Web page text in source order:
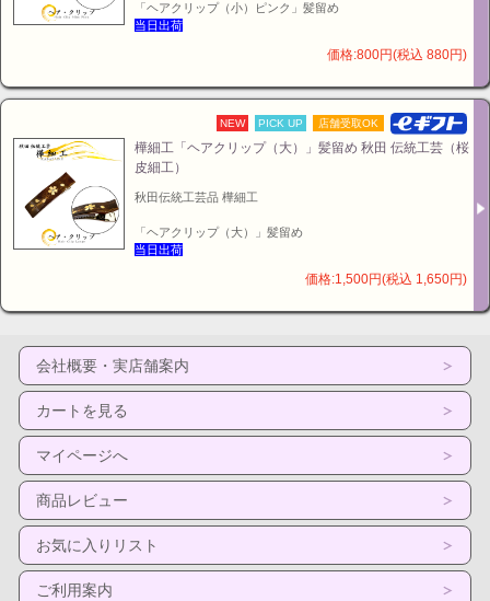
「ヘアクリップ（小）ピンク」髪留め
当日出荷
価格:800円(税込 880円)
NEW PICK UP 店舗受取OK
樺細工「ヘアクリップ（大）」髪留め 秋田 伝統工芸（桜
皮細工）
秋田伝統工芸品 樺細工
「ヘアクリップ（大）」髪留め
当日出荷
価格:1,500円(税込 1,650円)
会社概要・実店舗案内
カートを見る
マイページへ
商品レビュー
お気に入りリスト
ご利用案内